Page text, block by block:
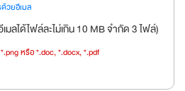
วยอีเมล
ลได้ไฟล์ละไม่เกิน 10 MB จำกัด 3 ไฟล์)
หรือ *.doc, *.docx, *.pdf